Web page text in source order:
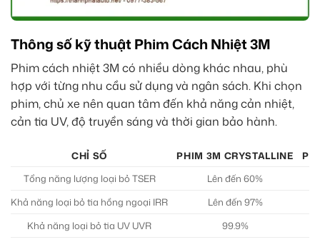
Thông số kỹ thuật Phim Cách Nhiệt 3M
Phim cách nhiệt 3M có nhiều dòng khác nhau, phù
hợp với từng nhu cầu sử dụng và ngân sách. Khi chọn
phim, chủ xe nên quan tâm đến khả năng cản nhiệt,
cản tia UV, độ truyền sáng và thời gian bảo hành.
CHỈ SỐ PHIM 3M CRYSTALLINE
Tổng năng lượng loại bỏ TSER
Lên đến 60%
Khả năng loại bỏ tia hồng ngoại IRR
Lên đến 97%
Khả năng loại bỏ tia UV UVR
99.9%